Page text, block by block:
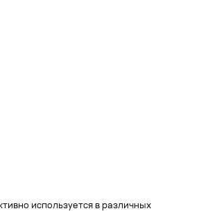
используется в различных